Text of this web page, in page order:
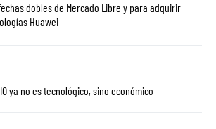
dobles de Mercado Libre y para adquirir
Huawei
ya no es tecnológico, sino económico